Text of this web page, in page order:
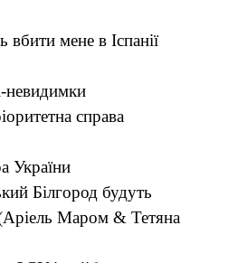
мене в Іспанії
невидимки
справа
України
Білгород будуть
Маром & Тетяна